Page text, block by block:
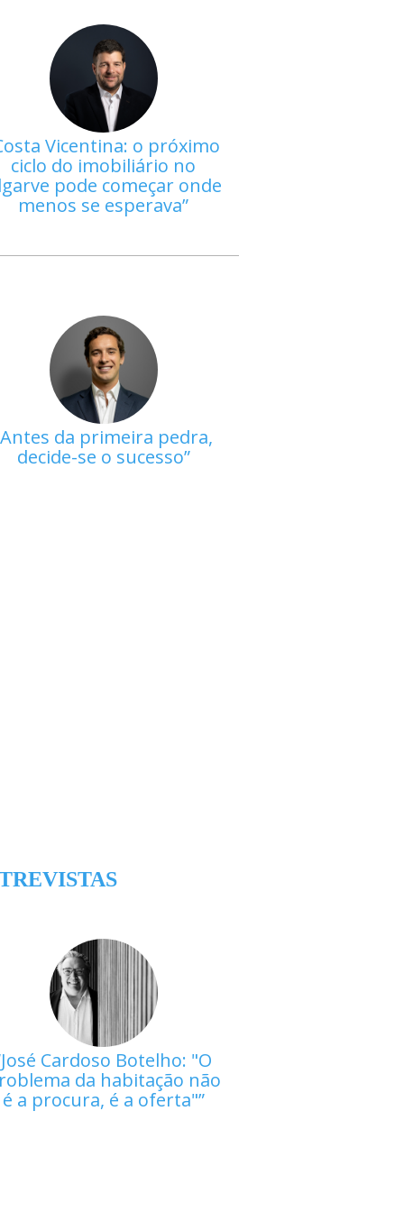
Vicentina: o próximo
ciclo do imobiliário no
pode começar onde
menos se esperava
Antes da primeira pedra,
decide-se o sucesso
José Cardoso Botelho: "O
da habitação não
é a procura, é a oferta"